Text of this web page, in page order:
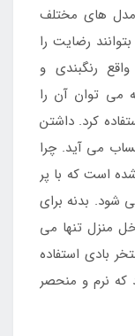
های مختلف
رضایت را
رنگبندی و
می توان آن را
کرد. داشتن
می آید. چرا
است که با پر
شود. بدنه برای
منزل تنها می
بادی استفاده
نرم و منحصر